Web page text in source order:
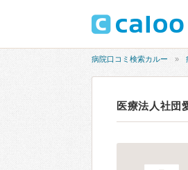
病院口コミ検索カルー
医療法人社団